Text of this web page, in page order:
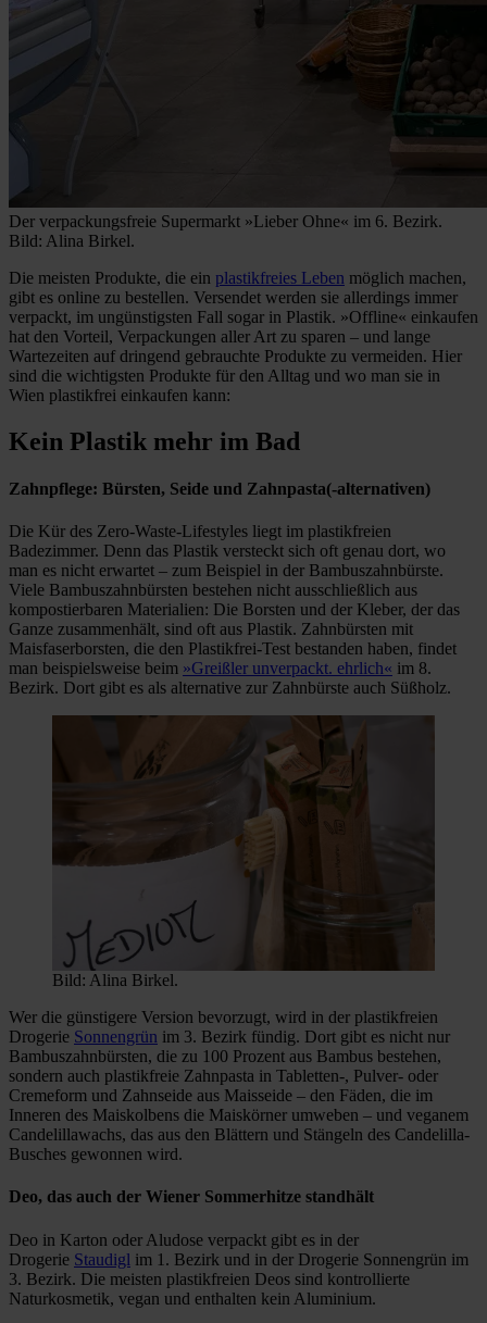
Der verpackungsfreie Supermarkt »Lieber Ohne« im 6. Bezirk.
Bild: Alina Birkel.
Die meisten Produkte, die ein plastikfreies Leben möglich machen,
gibt es online zu bestellen. Versendet werden sie allerdings immer
verpackt, im ungünstigsten Fall sogar in Plastik. »Offline« einkaufen
hat den Vorteil, Verpackungen aller Art zu sparen – und lange
Wartezeiten auf dringend gebrauchte Produkte zu vermeiden. Hier
sind die wichtigsten Produkte für den Alltag und wo man sie in
Wien plastikfrei einkaufen kann:
Kein Plastik mehr im Bad
Zahnpflege: Bürsten, Seide und Zahnpasta(-alternativen)
Die Kür des Zero-Waste-Lifestyles liegt im plastikfreien
Badezimmer. Denn das Plastik versteckt sich oft genau dort, wo
man es nicht erwartet – zum Beispiel in der Bambuszahnbürste.
Viele Bambuszahnbürsten bestehen nicht ausschließlich aus
kompostierbaren Materialien: Die Borsten und der Kleber, der das
Ganze zusammenhält, sind oft aus Plastik. Zahnbürsten mit
Maisfaserborsten, die den Plastikfrei-Test bestanden haben, findet
man beispielsweise beim »Greißler unverpackt. ehrlich« im 8.
Bezirk. Dort gibt es als alternative zur Zahnbürste auch Süßholz.
Bild: Alina Birkel.
Wer die günstigere Version bevorzugt, wird in der plastikfreien
Drogerie Sonnengrün im 3. Bezirk fündig. Dort gibt es nicht nur
Bambuszahnbürsten, die zu 100 Prozent aus Bambus bestehen,
sondern auch plastikfreie Zahnpasta in Tabletten-, Pulver- oder
Cremeform und Zahnseide aus Maisseide – den Fäden, die im
Inneren des Maiskolbens die Maiskörner umweben – und veganem
Candelillawachs, das aus den Blättern und Stängeln des Candelilla-
Busches gewonnen wird.
Deo, das auch der Wiener Sommerhitze standhält
Deo in Karton oder Aludose verpackt gibt es in der
Drogerie Staudigl im 1. Bezirk und in der Drogerie Sonnengrün im
3. Bezirk. Die meisten plastikfreien Deos sind kontrollierte
Naturkosmetik, vegan und enthalten kein Aluminium.